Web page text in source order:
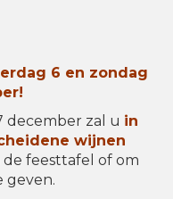
6 en zondag
december zal u in
wijnen
de feesttafel of om
geven.